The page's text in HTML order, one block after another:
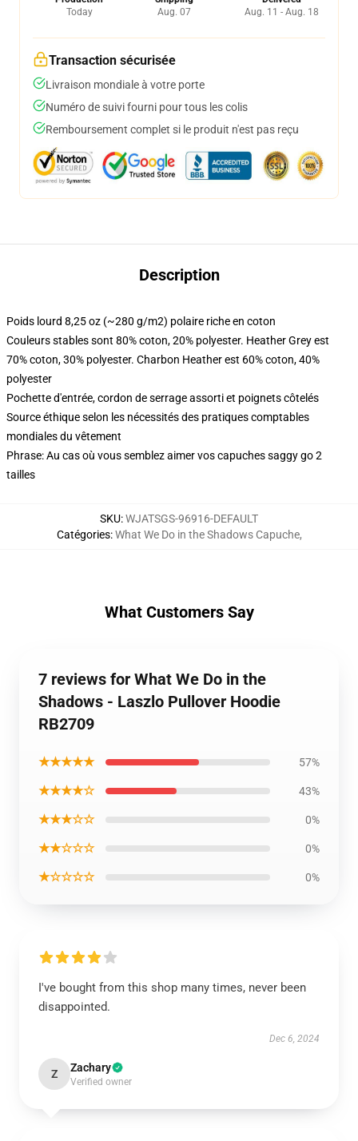
Today
Aug. 07
Aug. 11 - Aug. 18
Transaction sécurisée
Livraison mondiale à votre porte
Numéro de suivi fourni pour tous les colis
Remboursement complet si le produit n'est pas reçu
Description
Poids lourd 8,25 oz (~280 g/m2) polaire riche en coton
Couleurs stables sont 80% coton, 20% polyester. Heather Grey est
70% coton, 30% polyester. Charbon Heather est 60% coton, 40%
polyester
Pochette d'entrée, cordon de serrage assorti et poignets côtelés
Source éthique selon les nécessités des pratiques comptables
mondiales du vêtement
Phrase: Au cas où vous semblez aimer vos capuches saggy go 2
tailles
SKU:WJATSGS-96916-DEFAULT
Catégories:What We Do in the Shadows Capuche,
What Customers Say
7 reviews for What We Do in the
Shadows - Laszlo Pullover Hoodie
RB2709
★★★★★ 57%
★★★★☆ 43%
★★★☆☆ 0%
★★☆☆☆ 0%
★☆☆☆☆ 0%
I've bought from this shop many times, never been
disappointed.
Dec 6, 2024
Z Zachary
Verified owner